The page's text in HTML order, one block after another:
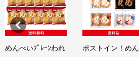
めんべいﾌﾟﾚｰﾝわれ
ポストイン！めん